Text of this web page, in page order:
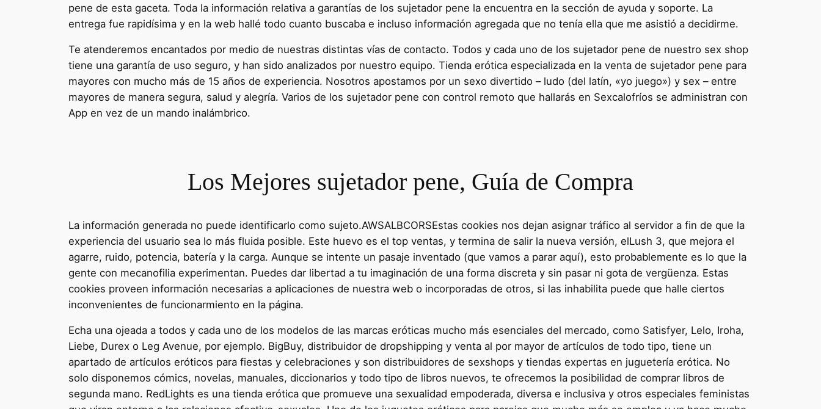
pene de esta gaceta. Toda la información relativa a garantías de los sujetador pene la encuentra en la sección de ayuda y soporte. La
entrega fue rapidísima y en la web hallé todo cuanto buscaba e incluso información agregada que no tenía ella que me asistió a decidirme.
Te atenderemos encantados por medio de nuestras distintas vías de contacto. Todos y cada uno de los sujetador pene de nuestro sex shop
tiene una garantía de uso seguro, y han sido analizados por nuestro equipo. Tienda erótica especializada en la venta de sujetador pene para
mayores con mucho más de 15 años de experiencia. Nosotros apostamos por un sexo divertido – ludo (del latín, «yo juego») y sex – entre
mayores de manera segura, salud y alegría. Varios de los sujetador pene con control remoto que hallarás en Sexcalofríos se administran con
App en vez de un mando inalámbrico.
Los Mejores sujetador pene, Guía de Compra
La información generada no puede identificarlo como sujeto.AWSALBCORSEstas cookies nos dejan asignar tráfico al servidor a fin de que la
experiencia del usuario sea lo más fluida posible. Este huevo es el top ventas, y termina de salir la nueva versión, elLush 3, que mejora el
agarre, ruido, potencia, batería y la carga. Aunque se intente un pasaje inventado (que vamos a parar aquí), esto probablemente es lo que la
gente con mecanofilia experimentan. Puedes dar libertad a tu imaginación de una forma discreta y sin pasar ni gota de vergüenza. Estas
cookies proveen información necesarias a aplicaciones de nuestra web o incorporadas de otros, si las inhabilita puede que halle ciertos
inconvenientes de funcionarmiento en la página.
Echa una ojeada a todos y cada uno de los modelos de las marcas eróticas mucho más esenciales del mercado, como Satisfyer, Lelo, Iroha,
Liebe, Durex o Leg Avenue, por ejemplo. BigBuy, distribuidor de dropshipping y venta al por mayor de artículos de todo tipo, tiene un
apartado de artículos eróticos para fiestas y celebraciones y son distribuidores de sexshops y tiendas expertas en juguetería erótica. No
solo disponemos cómics, novelas, manuales, diccionarios y todo tipo de libros nuevos, te ofrecemos la posibilidad de comprar libros de
segunda mano. RedLights es una tienda erótica que promueve una sexualidad empoderada, diversa e inclusiva y otros especiales feministas